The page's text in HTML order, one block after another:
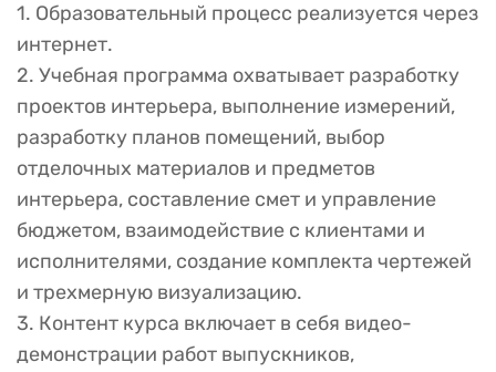
1. Образовательный процесс реализуется через
интернет.
2. Учебная программа охватывает разработку
проектов интерьера, выполнение измерений,
разработку планов помещений, выбор
отделочных материалов и предметов
интерьера, составление смет и управление
бюджетом, взаимодействие с клиентами и
исполнителями, создание комплекта чертежей
и трехмерную визуализацию.
3. Контент курса включает в себя видео-
демонстрации работ выпускников,